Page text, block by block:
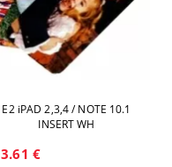
Е2 iPAD 2,3,4 / NOTE 10.1
INSERT WH
3.61 €